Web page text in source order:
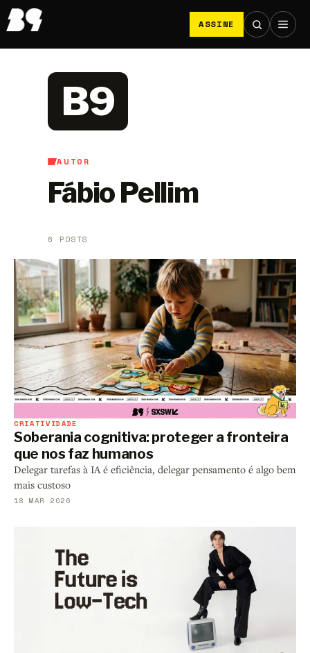
ASSINE
AUTOR
Fábio Pellim
6 POSTS
B9
CRIATIVIDADE
Soberania cognitiva: proteger a fronteira
que nos faz humanos
Delegar tarefas à IA é eficiência, delegar pensamento é algo bem
mais custoso
18 MAR 2026